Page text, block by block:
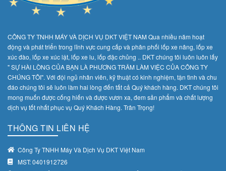
DKT VIỆT NAM
CÔNG TY TNHH MÁY VÀ DỊCH VỤ DKT VIỆT NAM Qua nhiều năm hoạt
động và phát triển trong lĩnh vực cung cấp và phân phối lốp xe nâng, lốp xe
xúc đào, lốp xe xúc lật, lốp xe lu, lốp đặc chủng .. DKT chúng tôi luôn luôn lấy
" SỰ HÀI LÒNG CỦA BẠN LÀ PHƯƠNG TRÂM LÀM VIỆC CỦA CÔNG TY
CHÚNG TÔI". Với đội ngủ nhân viên, kỹ thuật có kinh nghiệm, tận tình và chu
đáo chúng tôi sẽ luôn làm hai lòng đến tất cả Quý khách hàng. DKT chúng tôi
mong muốn được cống hiến và được vươn xa, đem sản phẩm và chất lượng
dịch vụ tốt nhất phục vụ Quý Khách Hàng. Trân Trọng!
THÔNG TIN LIÊN HỆ
Công Ty TNHH Máy Và Dịch Vụ DKT Việt Nam
MST: 0401912726